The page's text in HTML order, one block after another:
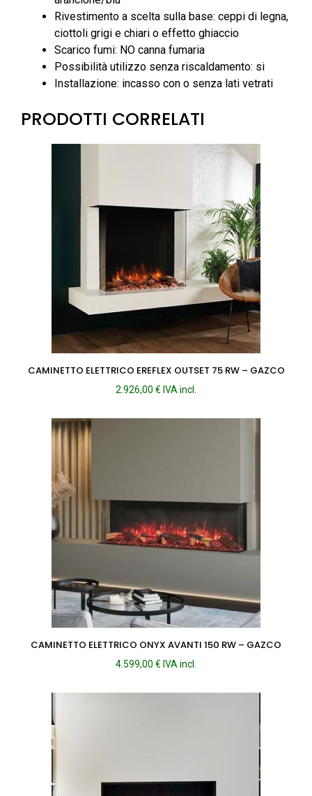
Rivestimento a scelta sulla base: ceppi di legna,
ciottoli grigi e chiari o effetto ghiaccio
Scarico fumi: NO canna fumaria
Possibilità utilizzo senza riscaldamento: si
Installazione: incasso con o senza lati vetrati
PRODOTTI CORRELATI
CAMINETTO ELETTRICO EREFLEX OUTSET 75 RW – GAZCO
2.926,00 € IVA incl.
CAMINETTO ELETTRICO ONYX AVANTI 150 RW – GAZCO
4.599,00 € IVA incl.